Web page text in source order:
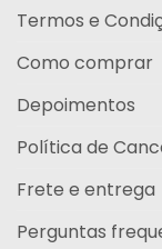
Termos e
Como comprar
Depoimentos
Política de
Frete e entrega
Perguntas